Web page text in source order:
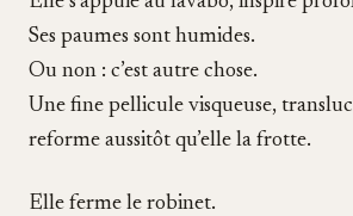
Ses paumes sont humides.
Ou non : c’est autre chose.
Une fine pellicule visqueuse,
reforme aussitôt qu’elle la frotte.
Elle ferme le robinet.